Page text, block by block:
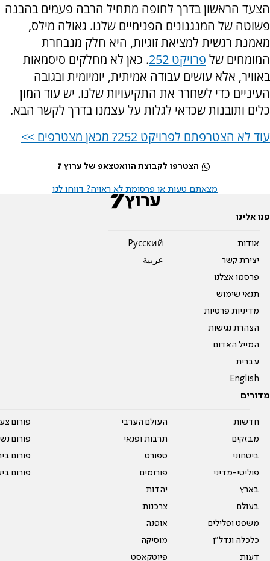
הצעד הראשון בדרך לחופה מתחיל הרבה פעמים בהבנה
פשוטה של המנגנונים הפנימיים שלנו. גאולה מילס,
מאמנת רגשית למציאת זוגיות, היא חלק מנבחרת
המומחים של פרויקט 252
. כאן לא מחלקים סיסמאות
באוויר, אלא עושים עבודה אמיתית, יומיומית ובגובה
העיניים כדי לשחרר את התקיעויות שלנו. יש עוד המון
כלים ותובנות שכדאי לגלות על עצמנו בדרך לקשר הבא.
עוד לא הצטרפתם לפרויקט 252? מכאן מצטרפים >>
הצטרפו לקבוצת הוואטצאפ של ערוץ 7
מצאתם טעות או פרסומת לא ראויה? דווחו לנו
פנו אלינו
אודות
יצירת קשר
פרסמו אצלנו
תנאי שימוש
מדיניות פרטיות
הצהרת נגישות
המייל האדום
עברית
English
Pусский
عربية
מדורים
חדשות
מבזקים
ביטחוני
פוליטי-מדיני
בארץ
בעולם
משפט ופלילים
כלכלה ונדל"ן
דעות
העולם הערבי
תרבות ופנאי
ספורט
פורומים
יהדות
צרכנות
אופנה
מוסיקה
פיוטקאסט
פורום
פורום
פורום
פורום